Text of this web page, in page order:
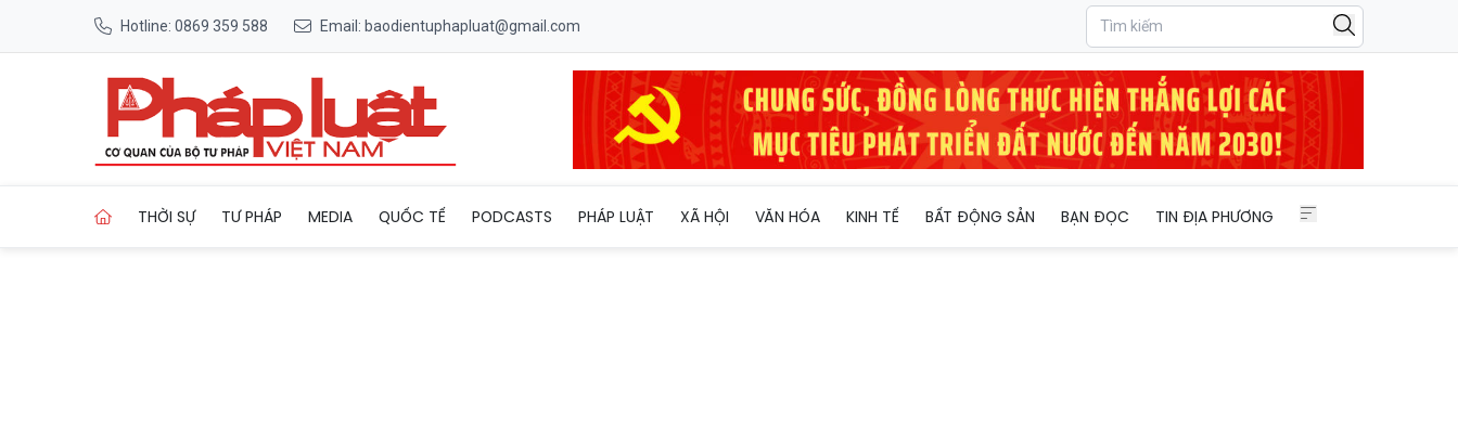
Hotline: 0869 359 588 Email: baodientuphapluat@gmail.com
THỜI SỰ TƯ PHÁP MEDIA QUỐC TẾ PODCASTS PHÁP LUẬT XÃ HỘI VĂN HÓA KINH TẾ BẤT ĐỘNG SẢN BẠN ĐỌC TIN ĐỊA PHƯƠNG